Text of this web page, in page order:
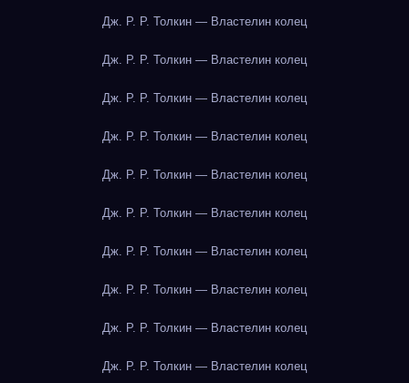
Дж. Р. Р. Толкин — Властелин колец
Дж. Р. Р. Толкин — Властелин колец
Дж. Р. Р. Толкин — Властелин колец
Дж. Р. Р. Толкин — Властелин колец
Дж. Р. Р. Толкин — Властелин колец
Дж. Р. Р. Толкин — Властелин колец
Дж. Р. Р. Толкин — Властелин колец
Дж. Р. Р. Толкин — Властелин колец
Дж. Р. Р. Толкин — Властелин колец
Дж. Р. Р. Толкин — Властелин колец